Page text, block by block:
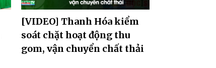
[VIDEO] Thanh Hóa kiểm
soát chặt hoạt động thu
gom, vận chuyển chất thải